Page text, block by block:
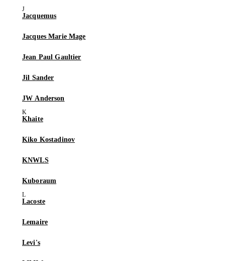
Jacquemus
Jacques Marie Mage
Jean Paul Gaultier
Jil Sander
JW Anderson
Khaite
Kiko Kostadinov
KNWLS
Kuboraum
Lacoste
Lemaire
Levi's